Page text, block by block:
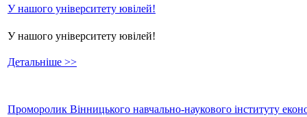
У нашого університету ювілей!
У нашого університету ювілей!
Детальніше >>
Проморолик Вінницького навчально-наукового інституту